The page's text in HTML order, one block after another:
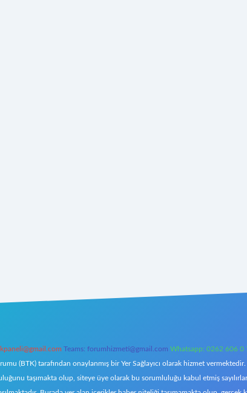
Teams: forumhizmeti@gmail.com Whatsapp: 0262 606 0
(BTK) tarafından onaylanmış bir Yer Sağlayıcı olarak hizmet
taşımakta olup, siteye üye olarak bu sorumluluğu kabul etmiş